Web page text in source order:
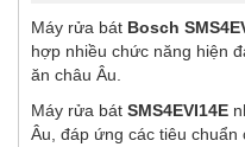
Máy rửa bát Bosch
hợp nhiều chức năng hiện
ăn châu Âu.
Máy rửa bát SMS4EVI14E
Âu, đáp ứng các tiêu chuẩn